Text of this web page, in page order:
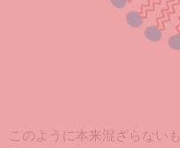
このように本来混ざらない